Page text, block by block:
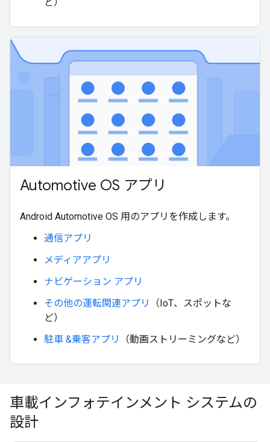
Automotive OS アプリ
Android Automotive OS 用のアプリを作成します。
通信アプリ
メディアアプリ
ナビゲーション アプリ
その他の運転関連アプリ
（IoT、スポットな
ど）
駐車 &乗客アプリ
（動画ストリーミングなど）
車載インフォテインメント システムの
設計